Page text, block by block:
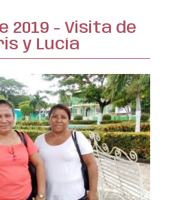
2019 - Visita de
y Lucía